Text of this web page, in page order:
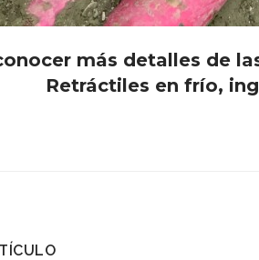
más detalles de
Retráctiles en frío,